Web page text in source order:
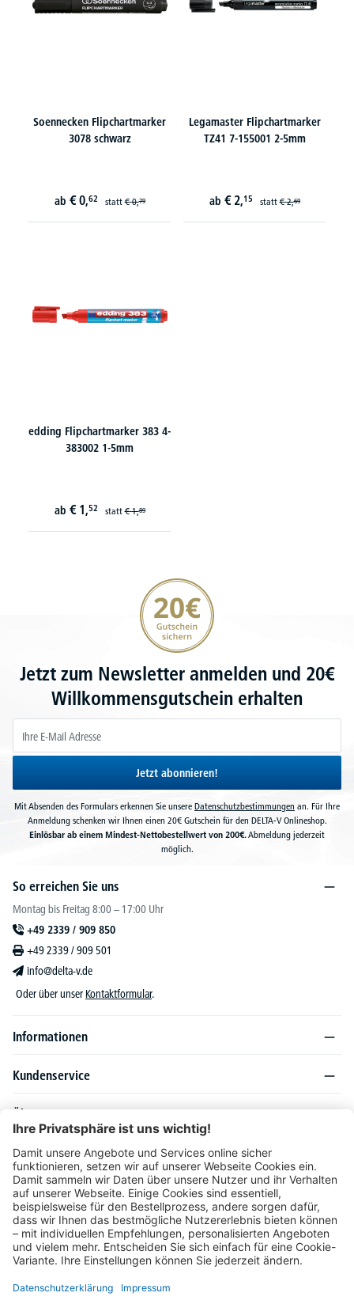
Soennecken Flipchartmarker
3078 schwarz
ab € 0,62 statt€ 0,79
Legamaster Flipchartmarker
TZ41 7-155001 2-5mm
ab € 2,15 statt€ 2,69
edding Flipchartmarker 383 4-
383002 1-5mm
ab € 1,52 statt€ 1,89
20€ Gutschein sichern
Jetzt zum Newsletter anmelden und 20€
Willkommensgutschein erhalten
Jetzt abonnieren!
Mit Absenden des Formulars erkennen Sie unsere Datenschutzbestimmungen an. Für Ihre
Anmeldung schenken wir Ihnen einen 20€ Gutschein für den DELTA-V Onlineshop.
Einlösbar ab einem Mindest-Nettobestellwert von 200€.Abmeldung jederzeit
möglich.
So erreichen Sie uns
Montag bis Freitag 8:00 – 17:00 Uhr
+49 2339 / 909 850
+49 2339 / 909 501
info@delta-v.de
Oder über unser Kontaktformular.
Informationen
Kundenservice
Über DELTA-V
Produktsortiment
Ratgeber
Folgen Sie uns auch auf
Unser Angebot richtet sich ausschließlich an Industrie, Handel, Gewerbe und